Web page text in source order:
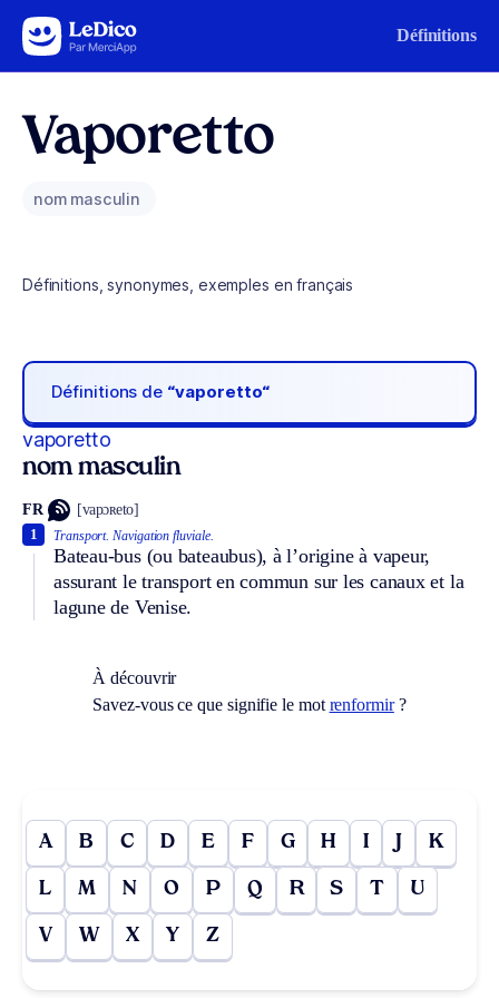
Aller au contenu Définitions
Vaporetto
nom masculin
Définitions, synonymes, exemples en français
Définitions de “vaporetto“
vaporetto
nom masculin
FR [vapɔʀeto]
Transport. Navigation fluviale.
Bateau-bus (ou bateaubus), à l’origine à vapeur,
assurant le transport en commun sur les canaux et la
lagune de Venise.
1
À découvrir
Savez-vous ce que signifie le mot renformir?
A B C D E F G H I J K
L M N O P Q R S T U
V W X Y Z